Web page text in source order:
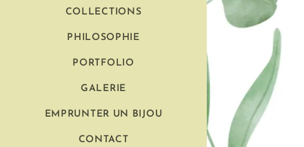
COLLECTIONS
PHILOSOPHIE
PORTFOLIO
GALERIE
EMPRUNTER UN BIJOU
CONTACT